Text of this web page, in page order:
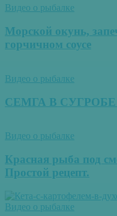
Видео о рыбалке
Морской окунь,
горчичном соусе
Видео о рыбалке
СЕМГА В СУГРОБЕ
Видео о рыбалке
Красная рыба под
Простой рецепт.
Видео о рыбалке